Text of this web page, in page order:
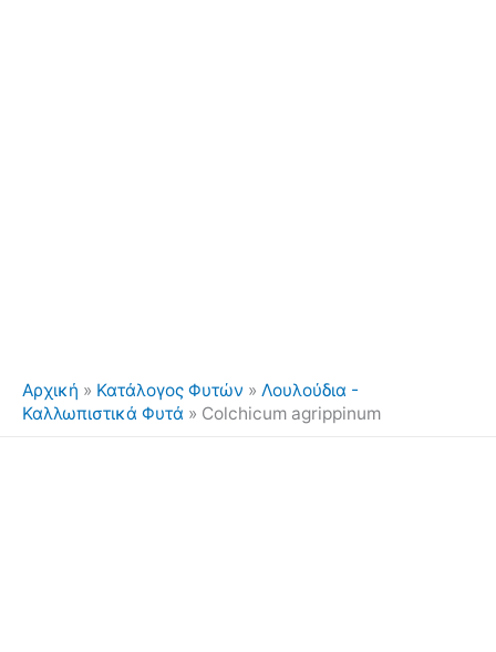
Αρχική » Κατάλογος Φυτών » Λουλούδια -
Καλλωπιστικά Φυτά » Colchicum agrippinum